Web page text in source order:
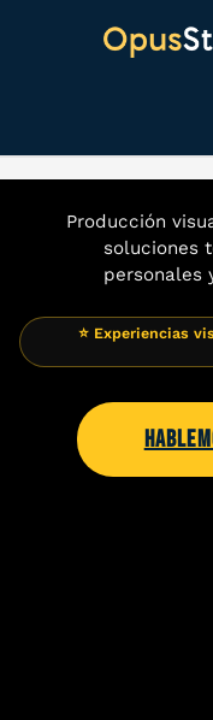
Producción
soluciones
personales
⭐ Experiencias